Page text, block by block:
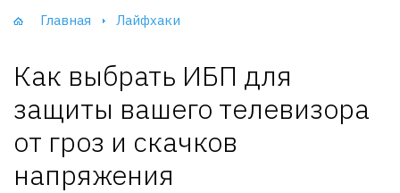
Главная Лайфхаки
Как выбрать ИБП для
защиты вашего телевизора
от гроз и скачков
напряжения
и Шкафы-Купе